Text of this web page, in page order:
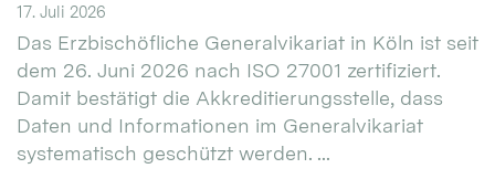
17. Juli 2026
Das Erzbischöfliche Generalvikariat in Köln ist seit
dem 26. Juni 2026 nach ISO 27001 zertifiziert.
Damit bestätigt die Akkreditierungsstelle, dass
Daten und Informationen im Generalvikariat
systematisch geschützt werden. ...